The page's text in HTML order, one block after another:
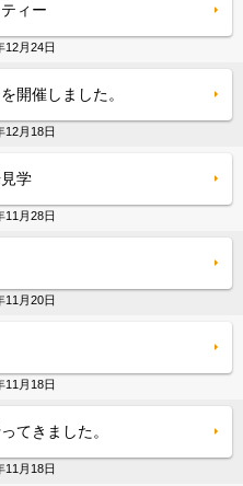
ィー
12月24日
開催しました。
12月18日
学
11月28日
11月20日
11月18日
てきました。
11月18日